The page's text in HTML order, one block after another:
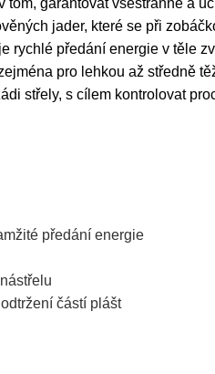
tom, garantovat všestranné a
věných jader, které se při
rychlé předání energie v těle
pro lehkou až středně
střely, s cílem kontrolovat
předání energie
částí plášt
od 18 let a podnikatelům v
tyto podmínky?